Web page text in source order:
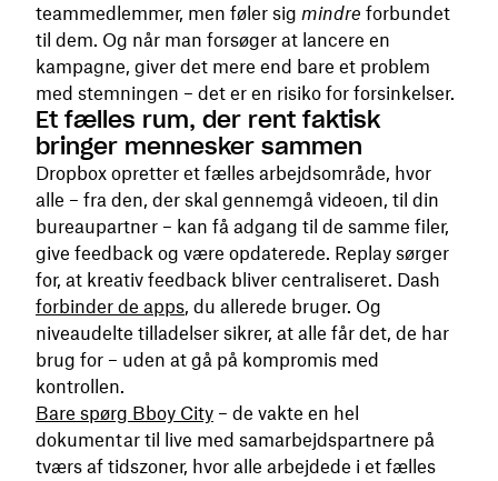
teammedlemmer, men føler sig mindre forbundet
til dem. Og når man forsøger at lancere en
kampagne, giver det mere end bare et problem
med stemningen – det er en risiko for forsinkelser.
Et fælles rum, der rent faktisk
bringer mennesker sammen
Dropbox opretter et fælles arbejdsområde, hvor
alle – fra den, der skal gennemgå videoen, til din
bureaupartner – kan få adgang til de samme filer,
give feedback og være opdaterede. Replay sørger
for, at kreativ feedback bliver centraliseret. Dash
forbinder de apps, du allerede bruger. Og
niveaudelte tilladelser sikrer, at alle får det, de har
brug for – uden at gå på kompromis med
kontrollen.
Bare spørg Bboy City – de vakte en hel
dokumentar til live med samarbejdspartnere på
tværs af tidszoner, hvor alle arbejdede i et fælles